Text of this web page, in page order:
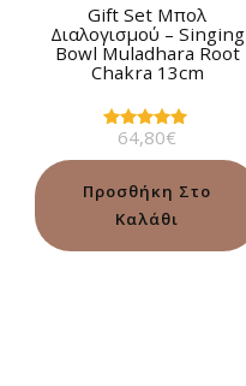
Gift Set Μπολ
Διαλογισμού – Singing
Bowl Muladhara Root
Chakra 13cm
Βαθμολογήθηκε
από 5
64,80€
Προσθήκη Στο
Καλάθι